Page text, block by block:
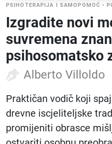
PSIHOTERAPIJA I SAMOPOMOĆ •
Izgradite novi
suvremena
psihosomatsko
Alberto Villoldo
Praktičan vodič koji
drevne iscjeliteljske
promijeniti obrasce